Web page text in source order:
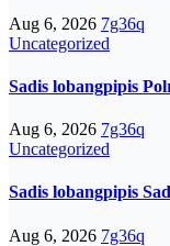
Aug 6, 2026 7g36q
Uncategorized
Sadis lobangpipis
Aug 6, 2026 7g36q
Uncategorized
Sadis lobangpipis
Aug 6, 2026 7g36q